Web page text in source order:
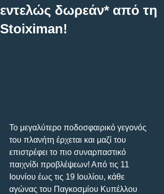
εντελώς δωρεάν* από τη
Stoiximan!
Το μεγαλύτερο ποδοσφαιρικό γεγονός
του πλανήτη έρχεται και μαζί του
επιστρέφει το πιο συναρπαστικό
παιχνίδι προβλέψεων! Από τις 11
Ιουνίου έως τις 19 Ιουλίου, κάθε
αγώνας του Παγκοσμίου Κυπέλλου